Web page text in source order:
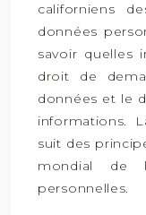
californiens
données
savoir quelles
droit de
données et le
informations.
suit des
mondial de
personnelles.